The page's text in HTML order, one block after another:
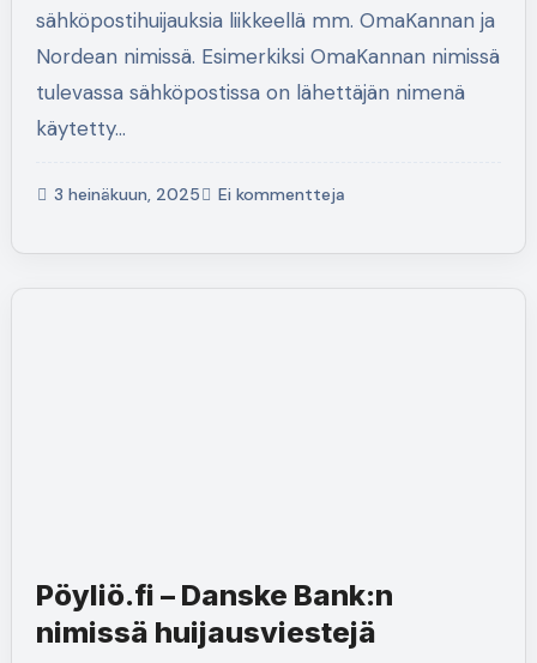
sähköpostihuijauksia liikkeellä mm. OmaKannan ja
Nordean nimissä. Esimerkiksi OmaKannan nimissä
tulevassa sähköpostissa on lähettäjän nimenä
käytetty…
3 heinäkuun, 2025 Ei kommentteja
Pöyliö.fi – Danske Bank:n
nimissä huijausviestejä